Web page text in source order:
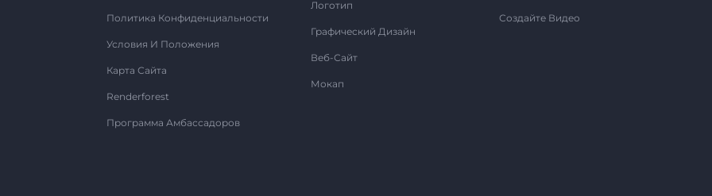
Политика Конфиденциальности
Условия И Положения
Карта Сайта
Renderforest
Программа Амбассадоров
Логотип
Графический Дизайн
Веб-Сайт
Мокап
Создайте Видео